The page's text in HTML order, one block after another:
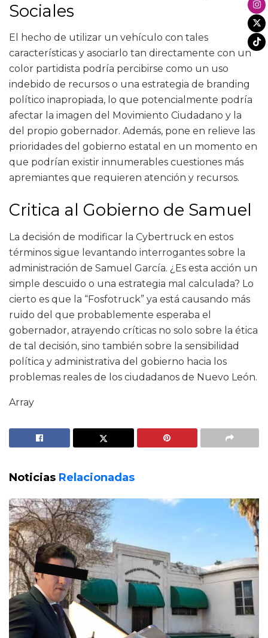
Sociales
El hecho de utilizar un vehículo con tales
características y asociarlo tan directamente con un
color partidista podría percibirse como un uso
indebido de recursos o una estrategia de branding
político inapropiada, lo que potencialmente podría
afectar la imagen del Movimiento Ciudadano y la
del propio gobernador. Además, pone en relieve las
prioridades del gobierno estatal en un momento en
que podrían existir innumerables cuestiones más
apremiantes que requieren atención y recursos.
Critica al Gobierno de Samuel
La decisión de modificar la Cybertruck en estos
términos sigue levantando interrogantes sobre la
administración de Samuel García. ¿Es esta acción un
simple descuido o una estrategia mal calculada? Lo
cierto es que la “Fosfotruck” ya está causando más
ruido del que probablemente esperaba el
gobernador, atrayendo críticas no solo sobre la ética
de tal decisión, sino también sobre la sensibilidad
política y administrativa del gobierno hacia los
problemas reales de los ciudadanos de Nuevo León.
Array
Noticias Relacionadas